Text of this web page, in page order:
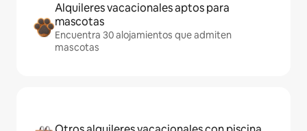
Alquileres vacacionales aptos para
mascotas
Encuentra 30 alojamientos que admiten
mascotas